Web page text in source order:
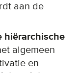
aan de
hiërarchische
algemeen
en